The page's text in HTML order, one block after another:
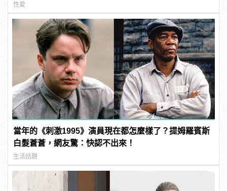
性愛
當年的《刺激1995》演員現在都怎麼樣了？提姆羅賓斯
白髮蒼蒼，網友驚：快認不出來！
生活話題